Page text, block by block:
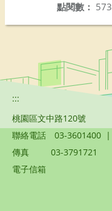
點閱數： 573
:::
桃園區文中路120號
聯絡電話
03-3601400 |
傳真
03-3791721
電子信箱